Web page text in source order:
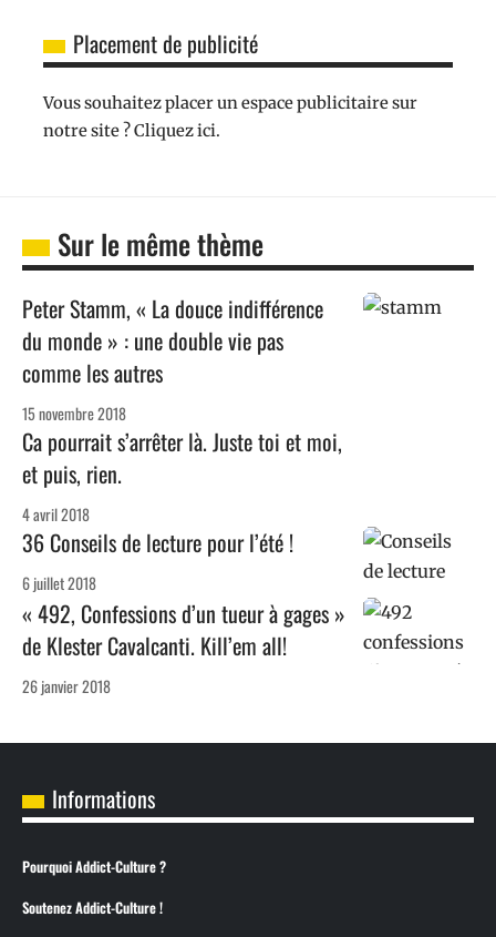
Placement de publicité
Vous souhaitez placer un espace publicitaire sur
notre site ? Cliquez ici.
Sur le même thème
Peter Stamm, « La douce indifférence
du monde » : une double vie pas
comme les autres
15 novembre 2018
Ca pourrait s’arrêter là. Juste toi et moi,
et puis, rien.
4 avril 2018
36 Conseils de lecture pour l’été !
6 juillet 2018
« 492, Confessions d’un tueur à gages »
de Klester Cavalcanti. Kill’em all!
26 janvier 2018
Informations
Pourquoi Addict-Culture ?
Soutenez Addict-Culture !